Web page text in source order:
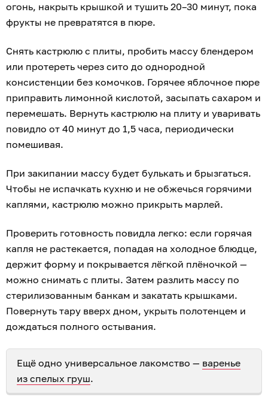
огонь, накрыть крышкой и тушить 20–30 минут, пока
фрукты не превратятся в пюре.
Снять кастрюлю с плиты, пробить массу блендером
или протереть через сито до однородной
консистенции без комочков. Горячее яблочное пюре
приправить лимонной кислотой, засыпать сахаром и
перемешать. Вернуть кастрюлю на плиту и уваривать
повидло от 40 минут до 1,5 часа, периодически
помешивая.
При закипании массу будет булькать и брызгаться.
Чтобы не испачкать кухню и не обжечься горячими
каплями, кастрюлю можно прикрыть марлей.
Проверить готовность повидла легко: если горячая
капля не растекается, попадая на холодное блюдце,
держит форму и покрывается лёгкой плёночкой —
можно снимать с плиты. Затем разлить массу по
стерилизованным банкам и закатать крышками.
Повернуть тару вверх дном, укрыть полотенцем и
дождаться полного остывания.
Ещё одно универсальное лакомство — варенье
из спелых груш.